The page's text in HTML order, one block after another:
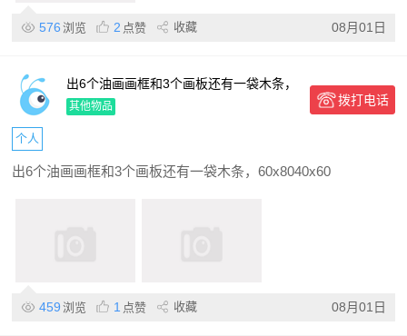
576 浏览 2 点赞 收藏 08月01日
出6个油画画框和3个画板还有一袋木条，
60x80 40x60
其他物品 拨打电话
个人
出6个油画画框和3个画板还有一袋木条，60x8040x60
459 浏览 1 点赞 收藏 08月01日